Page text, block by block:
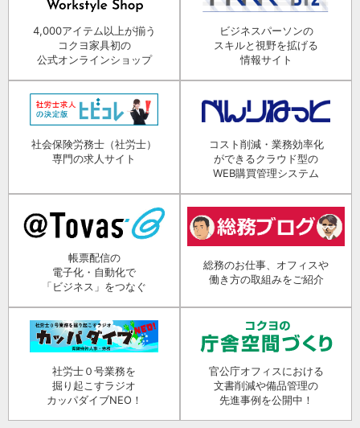
4,000アイテム以上が揃う
コクヨ家具初の
公式オンラインショップ
ビジネスパーソンの
スキルと視野を拡げる
情報サイト
社会保険労務士（社労士）
専門の求人サイト
コスト削減・業務効率化
ができるクラウド型の
WEB購買管理システム
帳票配信の
電子化・自動化で
「ビジネス」をつなぐ
総務のお仕事、オフィスや
働き方の取組みをご紹介
社労士０号業務を
掘り起こすラジオ
カッパダイブNEO！
官公庁オフィスにおける
文書削減や備品管理の
先進事例を公開中！